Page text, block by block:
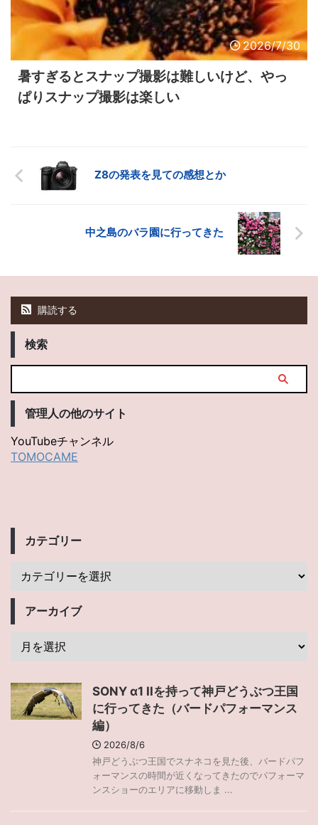
2026/7/30
暑すぎるとスナップ撮影は難しいけど、やっ
ぱりスナップ撮影は楽しい
Z8の発表を見ての感想とか
中之島のバラ園に行ってきた
購読する
検索
管理人の他のサイト
YouTubeチャンネル
TOMOCAME
カテゴリー
アーカイブ
SONY α1 IIを持って神戸どうぶつ王国
に行ってきた（バードパフォーマンス
編）
2026/8/6
神戸どうぶつ王国でスナネコを見た後、バードパフ
ォーマンスの時間が近くなってきたのでパフォーマ
ンスショーのエリアに移動しま ...